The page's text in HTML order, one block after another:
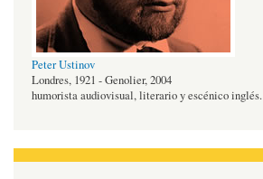
Peter Ustinov
Londres, 1921 - Genolier, 2004
humorista audiovisual, literario y escénico inglés.